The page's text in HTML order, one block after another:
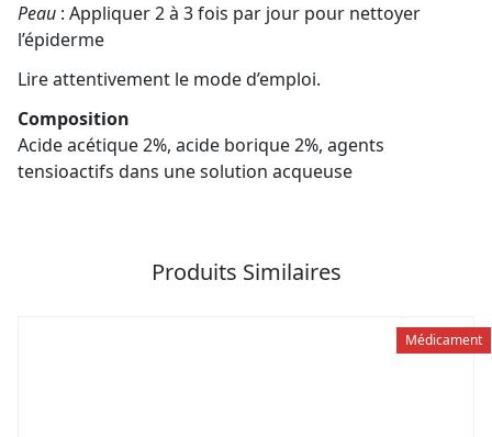
Peau : Appliquer 2 à 3 fois par jour pour nettoyer
l’épiderme
Lire attentivement le mode d’emploi.
Composition
Acide acétique 2%, acide borique 2%, agents
tensioactifs dans une solution acqueuse
Produits Similaires
Médicament